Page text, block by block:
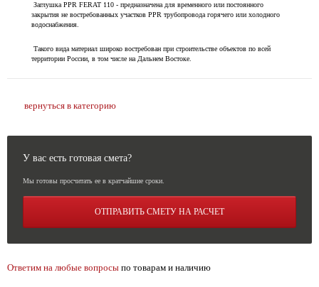
Заглушка PPR FERAT 110 - предназначена для временного или постоянного
закрытия не востребованных участков PPR трубопровода горячего или холодного
водоснабжения.
Такого вида материал широко востребован при строительстве объектов по всей
территории России, в том числе на Дальнем Востоке.
вернуться в категорию
У вас есть готовая смета?
Мы готовы просчитать ее в кратчайшие сроки.
ОТПРАВИТЬ СМЕТУ НА РАСЧЕТ
Ответим на любые вопросы по товарам и наличию